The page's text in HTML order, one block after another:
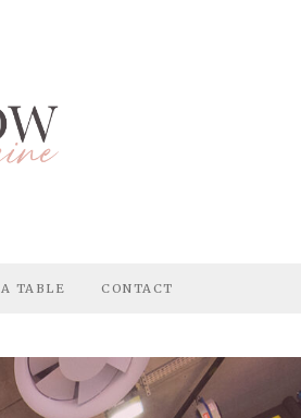
A TABLE CONTACT